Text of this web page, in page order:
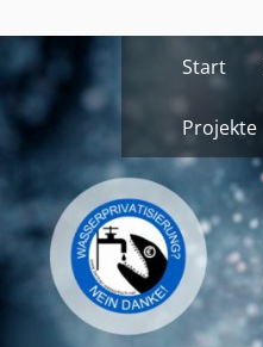
to
content
Start
Projekte